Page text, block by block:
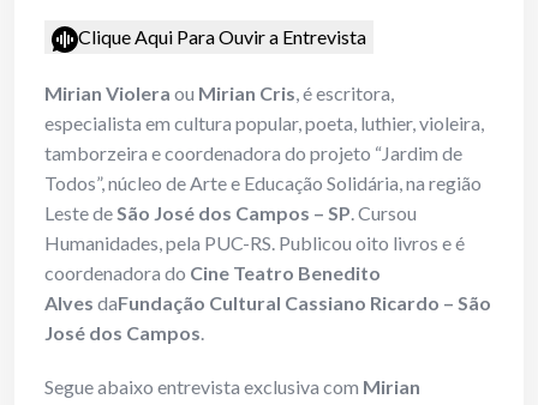
Clique Aqui Para Ouvir a Entrevista
Mirian Violera ou Mirian Cris , é escritora,
especialista em cultura popular, poeta, luthier, violeira,
tamborzeira e coordenadora do projeto “Jardim de
Todos”, núcleo de Arte e Educação Solidária, na região
Leste de São José dos Campos – SP . Cursou
Humanidades, pela PUC-RS. Publicou oito livros e é
coordenadora do Cine Teatro Benedito
Alves daFundação Cultural Cassiano Ricardo – São
José dos Campos
Segue abaixo entrevista exclusiva com Mirian